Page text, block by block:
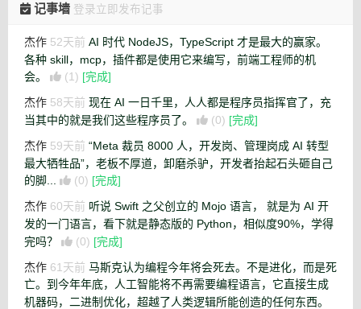
记事墙 登录立即发布记事
杰作 52天前 AI 时代 NodeJS，TypeScript 才是最大的赢家。
各种 skill，mcp，插件都是使用它来编写，前端工程师的机
会。
(1) [完成]
杰作 58天前 现在 AI 一日千里，人人都是程序员指挥官了，充
当其中的就是我们这些程序员了。
(0) [完成]
杰作 59天前 “Meta 裁员 8000 人，开发岗、管理岗成 AI 转型
最大牺牲品”，老板不厚道，卸磨杀驴，开发者抬起石头砸自己
的脚...
(0) [完成]
杰作 60天前 听说 Swift 之父创立的 Mojo 语言， 就是为 AI 开
发的一门语言，看下就是静态版的 Python，相似度90%，学得
完吗？
(0) [完成]
杰作 61天前 马斯克认为编程今年将会死去。不是进化，而是死
亡。到今年年底，人工智能将不再需要编程语言，它直接生成
机器码，二进制优化，超越了人类逻辑所能创造的任何东西。